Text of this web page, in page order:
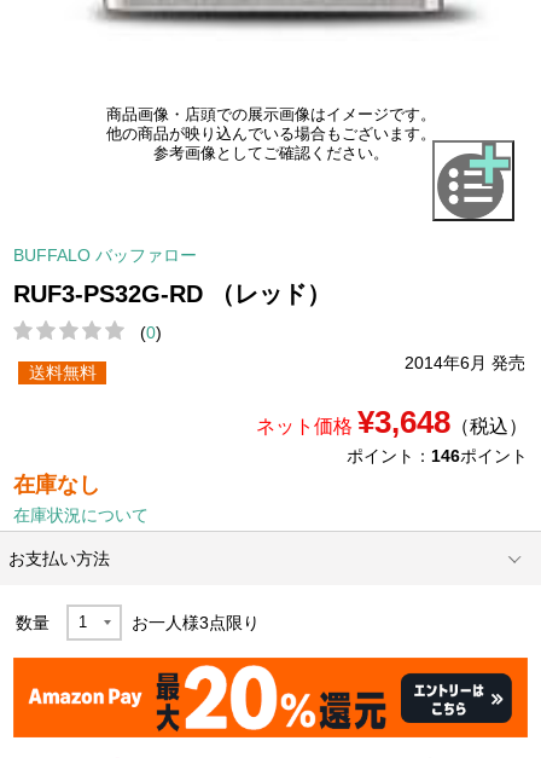
商品画像・店頭での展示画像はイメージです。
他の商品が映り込んでいる場合もございます。
参考画像としてご確認ください。
BUFFALO バッファロー
RUF3-PS32G-RD （レッド）
(0)
2014年6月 発売
送料無料
ネット価格 ¥3,648（税込）
ポイント： 146ポイント
在庫なし
在庫状況について
お支払い方法
数量 お一人様3点限り